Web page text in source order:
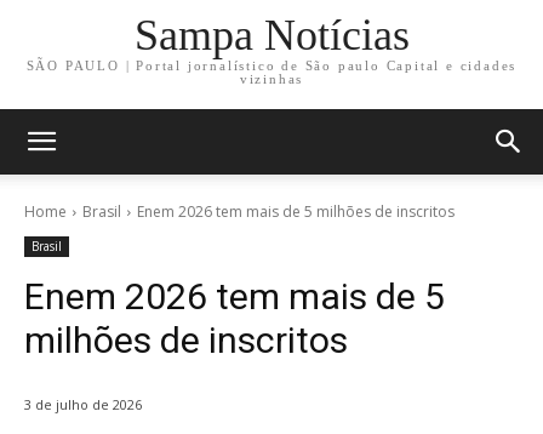
Sampa Notícias
SÃO PAULO | Portal jornalístico de São paulo Capital e cidades
vizinhas
Home Brasil Enem 2026 tem mais de 5 milhões de inscritos
Brasil
Enem 2026 tem mais de 5
milhões de inscritos
3 de julho de 2026